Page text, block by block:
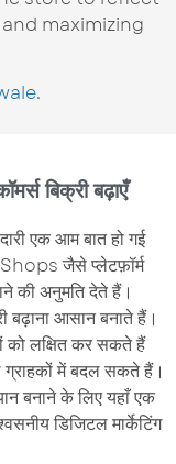
maximizing
.
बिक्री बढ़ाएँ
एक आम बात हो गई
जैसे प्लेटफ़ॉर्म
की अनुमति देते हैं।
बढ़ाना आसान बनाते हैं।
को लक्षित कर सकते हैं
ग्राहकों में बदल सकते हैं।
बनाने के लिए यहाँ एक
डिजिटल मार्केटिंग